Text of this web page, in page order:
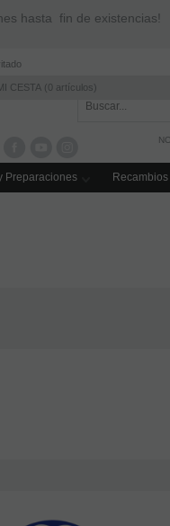
a partir de 150€
CESTA 0 artículos
Preparaciones